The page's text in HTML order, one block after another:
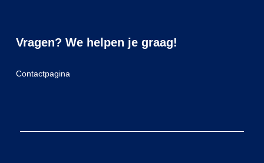
Vragen? We helpen je graag!
Contactpagina